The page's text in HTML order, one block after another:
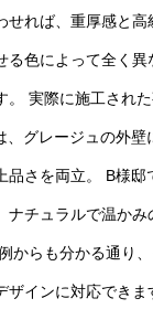
せれば、重厚感と
る色によって全く異
。 実際に施工され
、グレージュの外壁
品さを両立。 B様邸
ナチュラルで温か
からも分かる通り
インに対応できま